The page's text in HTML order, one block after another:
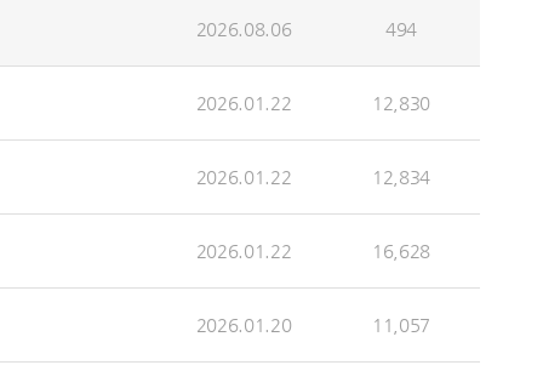
2026.08.06 494
2026.01.22 12,830
2026.01.22 12,834
2026.01.22 16,628
2026.01.20 11,057